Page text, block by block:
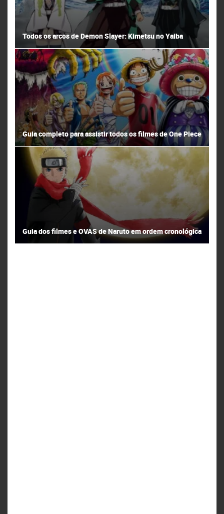
Todos os arcos de Demon Slayer: Kimetsu no Yaiba
Guia completo para assistir todos os filmes de One Piece
Guia dos filmes e OVAS de Naruto em ordem cronológica